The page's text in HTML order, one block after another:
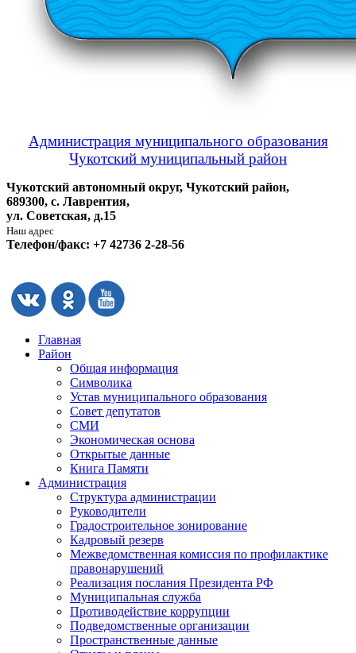
Администрация муниципального образования
Чукотский муниципальный район
Чукотский автономный округ, Чукотский район,
689300, с. Лаврентия,
ул. Советская, д.15
Наш адрес
Телефон/факс: +7 42736 2-28-56
Главная
Район
Общая информация
Символика
Устав муниципального образования
Совет депутатов
СМИ
Экономическая основа
Открытые данные
Книга Памяти
Администрация
Структура администрации
Руководители
Градостроительное зонирование
Кадровый резерв
Межведомственная комиссия по профилактике
правонарушений
Реализация послания Президента РФ
Муниципальная служба
Противодействие коррупции
Подведомственные организации
Пространственные данные